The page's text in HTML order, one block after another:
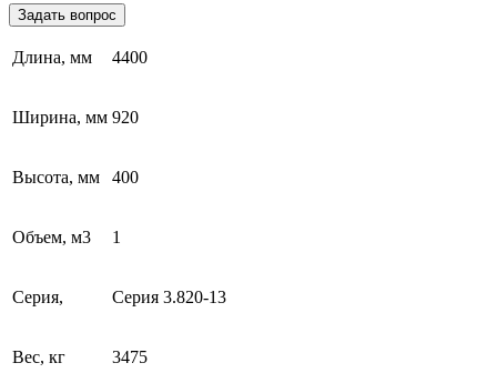
Задать вопрос
Длина, мм 4400
Ширина, мм 920
Высота, мм 400
Объем, м3 1
Серия, Серия 3.820-13
Вес, кг 3475